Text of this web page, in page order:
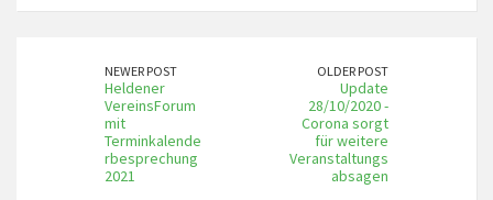
NEWER POST
Heldener
VereinsForum
mit
Terminkalende
rbesprechung
2021
OLDER POST
Update
28/10/2020 -
Corona sorgt
für weitere
Veranstaltungs
absagen